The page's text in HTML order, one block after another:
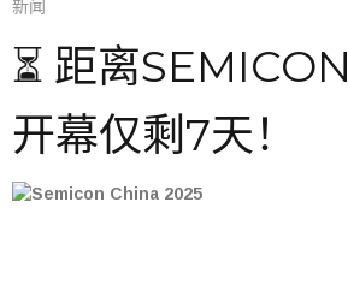
新闻
⏳ 距离
开幕仅剩7天！